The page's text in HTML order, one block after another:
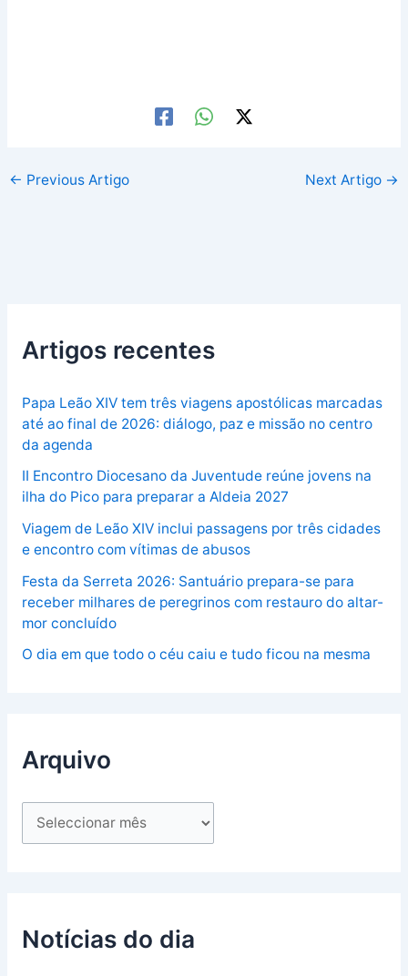
← Previous Artigo Next Artigo →
Artigos recentes
Papa Leão XIV tem três viagens apostólicas marcadas
até ao final de 2026: diálogo, paz e missão no centro
da agenda
II Encontro Diocesano da Juventude reúne jovens na
ilha do Pico para preparar a Aldeia 2027
Viagem de Leão XIV inclui passagens por três cidades
e encontro com vítimas de abusos
Festa da Serreta 2026: Santuário prepara-se para
receber milhares de peregrinos com restauro do altar-
mor concluído
O dia em que todo o céu caiu e tudo ficou na mesma
Arquivo
Notícias do dia